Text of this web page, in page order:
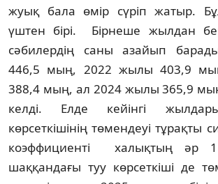
жуық бала өмір сүріп жа­тыр.
үштен бірі. Бір­не­ше жылдан
сәбилердің са­ны азайып
446,5 мың, 2022 жылы 403,9
388,4 мың, ал 2024 жылы 365,9
келді. Елде кейінгі
көрсеткішінің төмендеуі тұрақты
коэффициенті халықтың әр
шаққандағы туу көрсеткіші де